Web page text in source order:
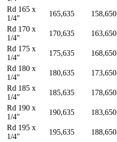
Rd 165 x
1/4"
165,635 158,650
Rd 170 x
1/4"
170,635 163,650
Rd 175 x
1/4"
175,635 168,650
Rd 180 x
1/4"
180,635 173,650
Rd 185 x
1/4"
185,635 178,650
Rd 190 x
1/4"
190,635 183,650
Rd 195 x
1/4"
195,635 188,650